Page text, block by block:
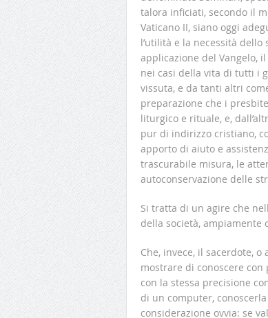
talora inficiati, secondo il
Vaticano II, siano oggi
l’utilità e la necessità
applicazione del Vangelo,
nei casi della vita di tutti i
vissuta, e da tanti altri
preparazione che i
liturgico e rituale, e,
pur di indirizzo cristiano,
apporto di aiuto e
trascurabile misura, le
autoconservazione delle
Si tratta di un agire che
della società, ampiamente
Che, invece, il sacerdote,
mostrare di conoscere
con la stessa precisione
di un computer,
considerazione ovvia: se